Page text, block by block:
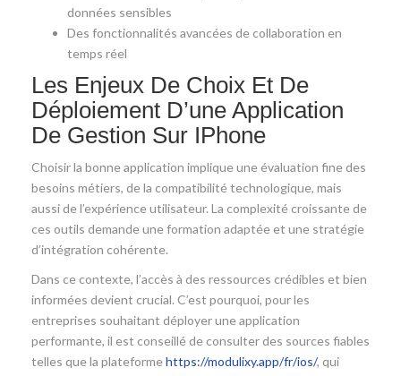
données sensibles
Des fonctionnalités avancées de collaboration en
temps réel
Les Enjeux De Choix Et De
Déploiement D’une Application
De Gestion Sur IPhone
Choisir la bonne application implique une évaluation fine des
besoins métiers, de la compatibilité technologique, mais
aussi de l’expérience utilisateur. La complexité croissante de
ces outils demande une formation adaptée et une stratégie
d’intégration cohérente.
Dans ce contexte, l’accès à des ressources crédibles et bien
informées devient crucial. C’est pourquoi, pour les
entreprises souhaitant déployer une application
performante, il est conseillé de consulter des sources fiables
telles que la plateformehttps://modulixy.app/fr/ios/, qui